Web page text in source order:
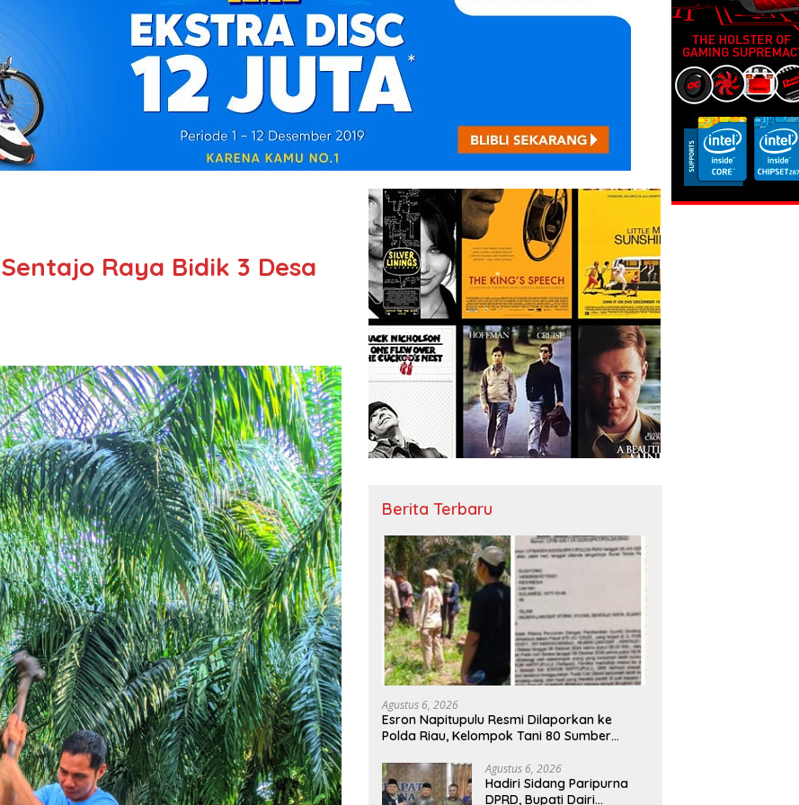
Raya Bidik 3 Desa
Berita Terbaru
Agustus 6, 2026
Esron Napitupulu Resmi Dilaporkan ke
Polda Riau, Kelompok Tani 80 Sumber
Agustus 6, 2026
Hadiri Sidang Paripurna
DPRD, Bupati Dairi